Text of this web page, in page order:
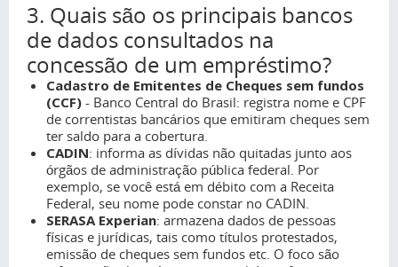
3. Quais são os principais bancos
de dados consultados na
concessão de um empréstimo?
Cadastro de Emitentes de Cheques sem fundos
(CCF) - Banco Central do Brasil: registra nome e CPF
de correntistas bancários que emitiram cheques sem
ter saldo para a cobertura.
CADIN: informa as dívidas não quitadas junto aos
órgãos de administração pública federal. Por
exemplo, se você está em débito com a Receita
Federal, seu nome pode constar no CADIN.
SERASA Experian: armazena dados de pessoas
físicas e jurídicas, tais como títulos protestados,
emissão de cheques sem fundos etc. O foco são